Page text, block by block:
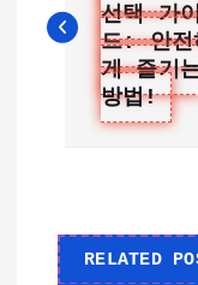
색
선택 가
드: 안전
게 즐기
방법!
RELATED